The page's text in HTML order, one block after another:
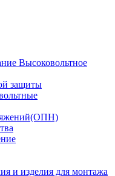
Высоковольтное
защиты